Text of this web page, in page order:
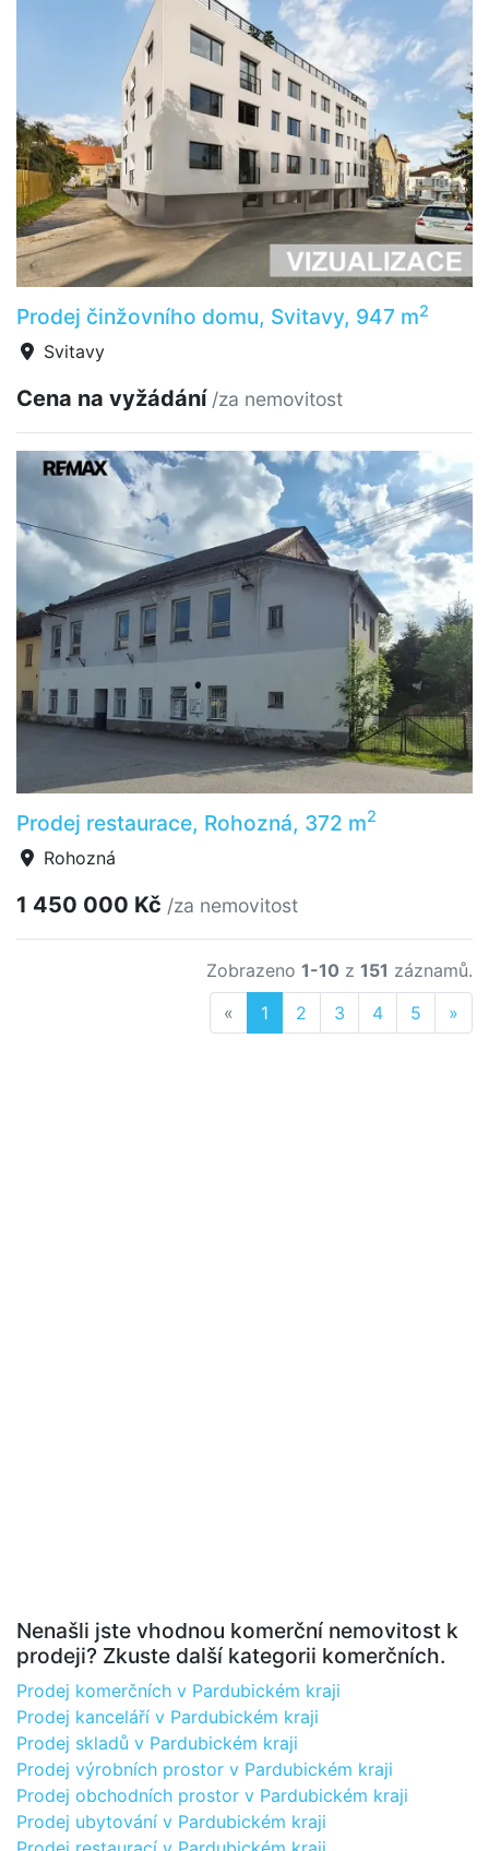
Prodej činžovního domu, Svitavy, 947 m2
Svitavy
Cena na vyžádání /za nemovitost
Prodej restaurace, Rohozná, 372 m2
Rohozná
1 450 000 Kč /za nemovitost
Zobrazeno 1-10 z 151 záznamů.
« Previous
1 2 3 4 5 »
Nenašli jste vhodnou komerční nemovitost k
prodeji? Zkuste další kategorii komerčních.
Prodej komerčních v Pardubickém kraji
Prodej kanceláří v Pardubickém kraji
Prodej skladů v Pardubickém kraji
Prodej výrobních prostor v Pardubickém kraji
Prodej obchodních prostor v Pardubickém kraji
Prodej ubytování v Pardubickém kraji